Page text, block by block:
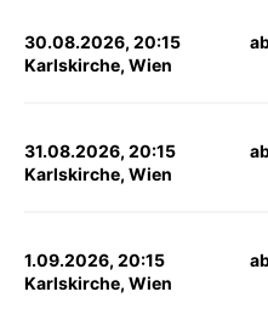
30.08.2026, 20:15
Karlskirche, Wien
31.08.2026, 20:15
Karlskirche, Wien
1.09.2026, 20:15
Karlskirche, Wien